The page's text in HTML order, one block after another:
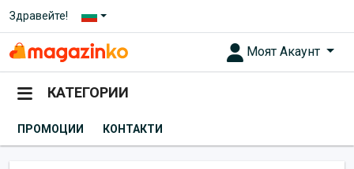
Здравейте!
Моят Акаунт
КАТЕГОРИИ
ПРОМОЦИИ КОНТАКТИ